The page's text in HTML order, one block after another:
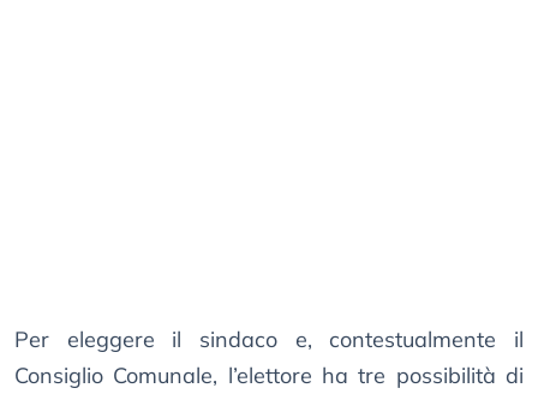
Per eleggere il sindaco e, contestualmente il
Consiglio Comunale, l’elettore ha tre possibilità di